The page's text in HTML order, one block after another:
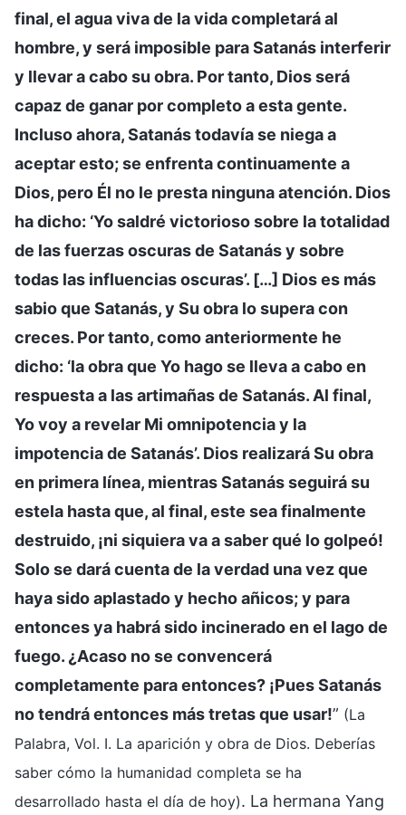
final, el agua viva de la vida completará al
hombre, y será imposible para Satanás interferir
y llevar a cabo su obra. Por tanto, Dios será
capaz de ganar por completo a esta gente.
Incluso ahora, Satanás todavía se niega a
aceptar esto; se enfrenta continuamente a
Dios, pero Él no le presta ninguna atención. Dios
ha dicho: ‘Yo saldré victorioso sobre la totalidad
de las fuerzas oscuras de Satanás y sobre
todas las influencias oscuras’. […] Dios es más
sabio que Satanás, y Su obra lo supera con
creces. Por tanto, como anteriormente he
dicho: ‘la obra que Yo hago se lleva a cabo en
respuesta a las artimañas de Satanás. Al final,
Yo voy a revelar Mi omnipotencia y la
impotencia de Satanás’. Dios realizará Su obra
en primera línea, mientras Satanás seguirá su
estela hasta que, al final, este sea finalmente
destruido, ¡ni siquiera va a saber qué lo golpeó!
Solo se dará cuenta de la verdad una vez que
haya sido aplastado y hecho añicos; y para
entonces ya habrá sido incinerado en el lago de
fuego. ¿Acaso no se convencerá
completamente para entonces? ¡Pues Satanás
no tendrá entonces más tretas que usar!” (La
Palabra, Vol. I. La aparición y obra de Dios. Deberías
saber cómo la humanidad completa se ha
desarrollado hasta el día de hoy). La hermana Yang